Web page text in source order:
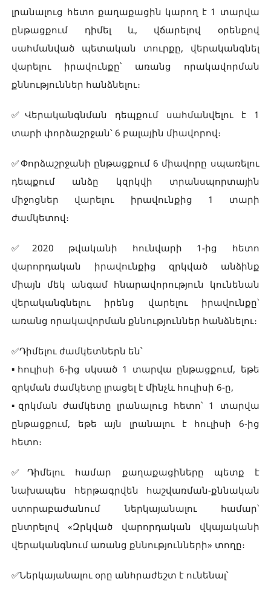
լրանալուց հետո քաղաքացին կարող է 1 տարվա
ընթացքում դիմել և, վճարելով օրենքով
սահմանված պետական տուրքը, վերականգնել
վարելու իրավունքը՝ առանց որակավորման
քննություններ հանձնելու։
✅Վերականգնման դեպքում սահմանվելու է 1
տարի փորձաշրջան՝ 6 բալային միավորով։
✅Փորձաշրջանի ընթացքում 6 միավորը սպառելու
դեպքում անձը կզրկվի տրանսպորտային
միջոցներ վարելու իրավունքից 1 տարի
ժամկետով։
✅2020 թվականի հունվարի 1-ից հետո
վարորդական իրավունքից զրկված անձինք
միայն մեկ անգամ հնարավորություն կունենան
վերականգնելու իրենց վարելու իրավունքը՝
առանց որակավորման քննություններ հանձնելու։
✅Դիմելու ժամկետներն են՝
▪️հուլիսի 6-ից սկսած 1 տարվա ընթացքում, եթե
զրկման ժամկետը լրացել է մինչև հուլիսի 6-ը,
▪️զրկման ժամկետը լրանալուց հետո՝ 1 տարվա
ընթացքում, եթե այն լրանալու է հուլիսի 6-ից
հետո։
✅Դիմելու համար քաղաքացիները պետք է
նախապես հերթագրվեն հաշվառման-քննական
ստորաբաժանում ներկայանալու համար՝
ընտրելով «Զրկված վարորդական վկայականի
վերականգնում առանց քննությունների» տողը։
✅Ներկայանալու օրը անհրաժեշտ է ունենալ՝